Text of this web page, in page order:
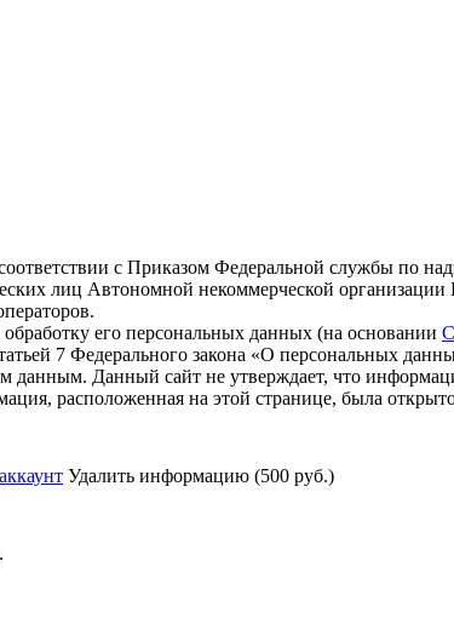
с Приказом Федеральной службы по
лиц Автономной некоммерческой
его персональных данных (на основании
7 Федерального закона «О персональных
данным. Данный сайт не утверждает, что
расположенная на этой странице, была
Удалить информацию (500 руб.)